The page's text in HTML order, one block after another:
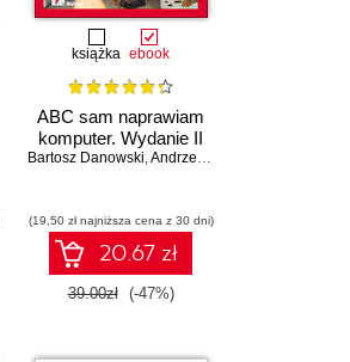
książka ebook
ABC sam naprawiam
komputer. Wydanie II
Bartosz Danowski,Andrzej Pyrchla
(19,50 zł najniższa cena z 30 dni)
20.67 zł
39.00zł (-47%)